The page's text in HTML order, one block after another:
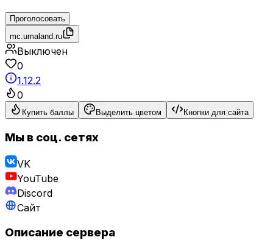
Проголосовать
mc.umaland.ru
Выключен
0
1.12.2
0
Купить баллы Выделить цветом Кнопки для сайта
Мы в соц. сетях
VK
YouTube
Discord
Сайт
Описание сервера